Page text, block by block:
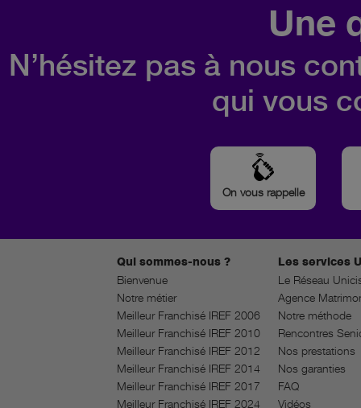
Une
N’hésitez pas à nous
qui vous
On vous rappelle
Qui sommes-nous ?
Bienvenue
Notre métier
Meilleur Franchisé IREF 2006
Meilleur Franchisé IREF 2010
Meilleur Franchisé IREF 2012
Meilleur Franchisé IREF 2014
Meilleur Franchisé IREF 2017
Meilleur Franchisé IREF 2024
Les services
Le Réseau
Agence
Notre méthode
Rencontres
Nos prestations
Nos garanties
FAQ
Vidéos